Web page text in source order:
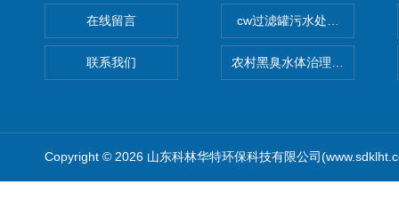
在线留言
联系我们
cw过滤罐污水处理设备 多介
农村黑臭水体治理设备
Copyright © 2026 山东科林华特环保科技有限公司